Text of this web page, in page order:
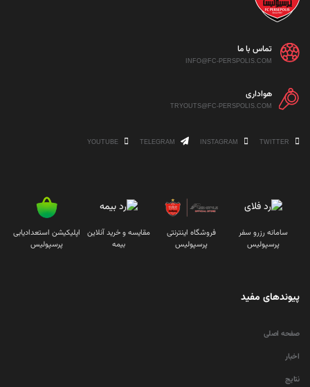
تماس با ما
INFO@FC-PERSPOLIS.COM
هواداری
TRYOUTS@FC-PERSPOLIS.COM
سامانه رزرو سفر
پرسپولیس
فروشگاه اینترنتی
پرسپولیس
مقایسه و خرید آنلاین
بیمه
اپلیکیشن استعدادیابی
پرسپولیس
پیوندهای مفید
صفحه اصلی
اخبار
نتایج